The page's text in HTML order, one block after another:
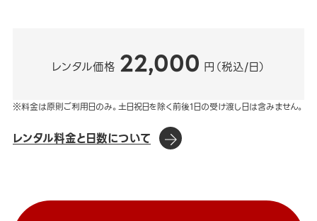
レンタル価格 22,000 円（税込/日）
※料金は原則ご利用日のみ。土日祝日を除く前後1日の受け渡し日は含みません。
レンタル料金と日数について